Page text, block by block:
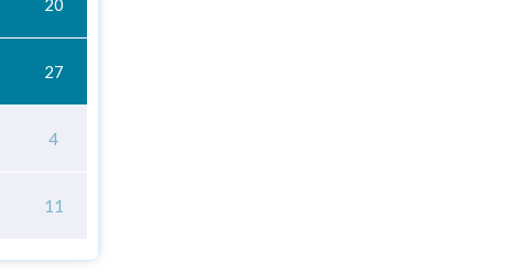
20
27
4
11